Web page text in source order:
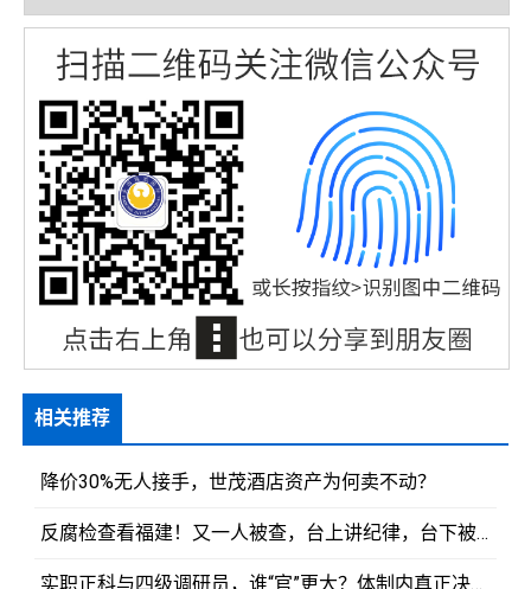
相关推荐
降价30%无人接手，世茂酒店资产为何卖不动？
反腐检查看福建！又一人被查，台上讲纪律，台下被清算！
实职正科与四级调研员，谁“官”更大？体制内真正决定权力的是这个